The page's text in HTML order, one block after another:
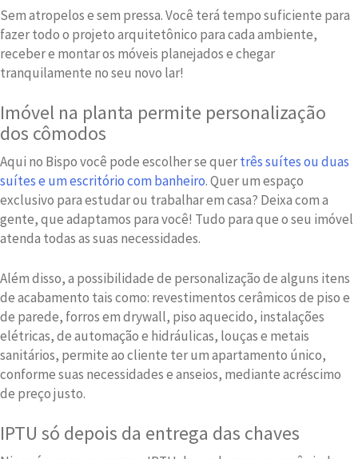
Sem atropelos e sem pressa. Você terá tempo suficiente para
fazer todo o projeto arquitetônico para cada ambiente,
receber e montar os móveis planejados e chegar
tranquilamente no seu novo lar!
Imóvel na planta permite personalização
dos cômodos
Aqui no Bispo você pode escolher se quertrês suítes ou duas
suítes e um escritório com banheiro. Quer um espaço
exclusivo para estudar ou trabalhar em casa? Deixa com a
gente, que adaptamos para você! Tudo para que o seu imóvel
atenda todas as suas necessidades.
Além disso, a possibilidade de personalização de alguns itens
de acabamento tais como: revestimentos cerâmicos de piso e
de parede, forros em drywall, piso aquecido, instalações
elétricas, de automação e hidráulicas, louças e metais
sanitários, permite ao cliente ter um apartamento único,
conforme suas necessidades e anseios, mediante acréscimo
de preço justo.
IPTU só depois da entrega das chaves